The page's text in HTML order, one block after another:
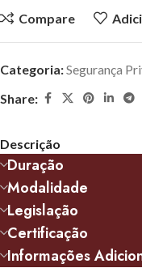
Compare
Categoria:Segurança
Share:
Descrição
Duração
Modalidade
Legislação
Certificação
Informações